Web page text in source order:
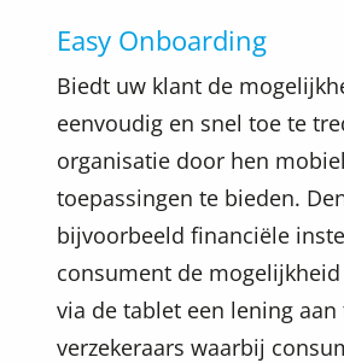
Easy Onboarding
Biedt uw klant de
eenvoudig en snel toe te
organisatie door hen
toepassingen te bieden.
bijvoorbeeld financiële
consument de
via de tablet een lening aan
verzekeraars waarbij